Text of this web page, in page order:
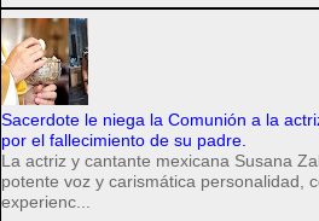
Sacerdote le niega la Comunión a la
por el fallecimiento de su padre.
La actriz y cantante mexicana Susana
potente voz y carismática personalidad,
experienc...